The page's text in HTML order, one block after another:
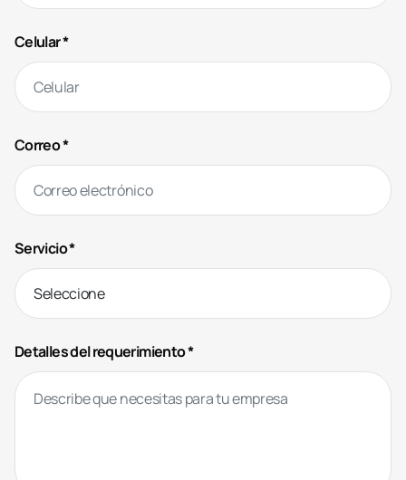
Celular *
Correo *
Servicio *
Detalles del requerimiento *